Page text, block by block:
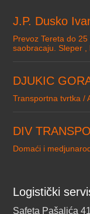
J.P. Dusko
Prevoz Tereta do
saobracaju. Sleper ,
DJUKIC
Transportna tvrtka /
DIV
Domaći i
Logistički
Safeta Pašalića 41